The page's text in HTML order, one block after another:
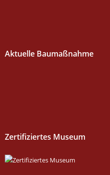
Aktuelle Baumaßnahme
Zertifiziertes Museum